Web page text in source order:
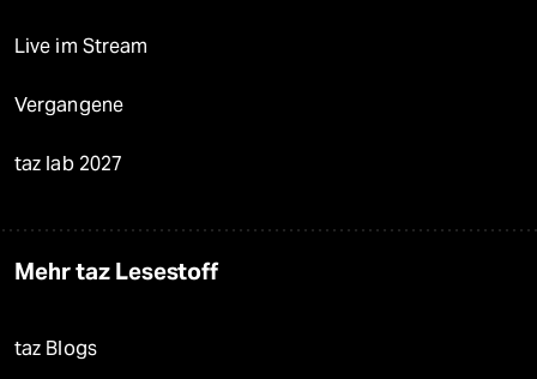
Live im Stream
Vergangene
taz lab 2027
Mehr taz Lesestoff
taz Blogs